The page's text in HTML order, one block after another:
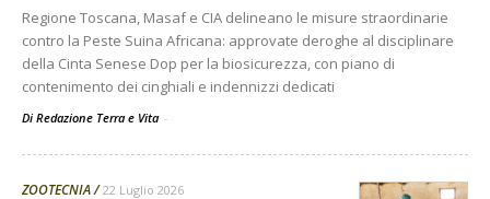
Regione Toscana, Masaf e CIA delineano le misure straordinarie
contro la Peste Suina Africana: approvate deroghe al disciplinare
della Cinta Senese Dop per la biosicurezza, con piano di
contenimento dei cinghiali e indennizzi dedicati
Di Redazione Terra e Vita -
ZOOTECNIA 22 Luglio 2026